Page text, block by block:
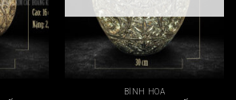
BÌNH HOA